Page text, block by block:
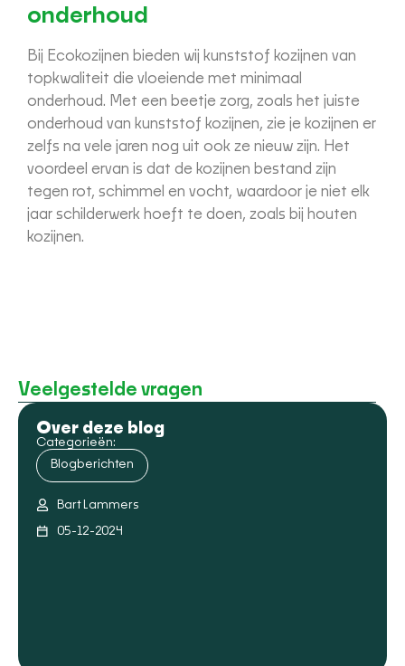
onderhoud
Bij Ecokozijnen bieden wij kunststof kozijnen van
topkwaliteit die vloeiende met minimaal
onderhoud. Met een beetje zorg, zoals het juiste
onderhoud van kunststof kozijnen, zie je kozijnen er
zelfs na vele jaren nog uit ook ze nieuw zijn. Het
voordeel ervan is dat de kozijnen bestand zijn
tegen rot, schimmel en vocht, waardoor je niet elk
jaar schilderwerk hoeft te doen, zoals bij houten
kozijnen.
Veelgestelde vragen
Over deze blog
Categorieën:
Blogberichten
Bart Lammers
05-12-2024